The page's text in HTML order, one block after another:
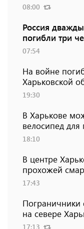
08:00
Россия
погибли три
07:54
На войне
Харьковской
19:30
В Харькове
велосипед для
18:10
В центре
прохожей
17:43
Пограничники
на севере
17:13